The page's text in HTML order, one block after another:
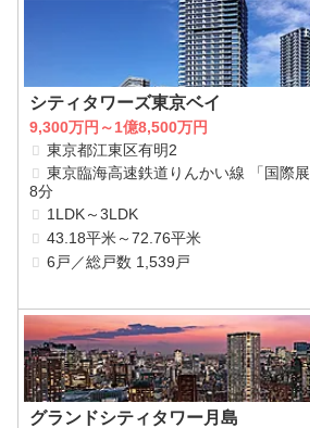
シティタワーズ東京ベイ
9,300万円～1億8,500万円
東京都江東区有明2
東京臨海高速鉄道りんかい線 「国際
8分
1LDK～3LDK
43.18平米～72.76平米
6戸／総戸数 1,539戸
グランドシティタワー月島